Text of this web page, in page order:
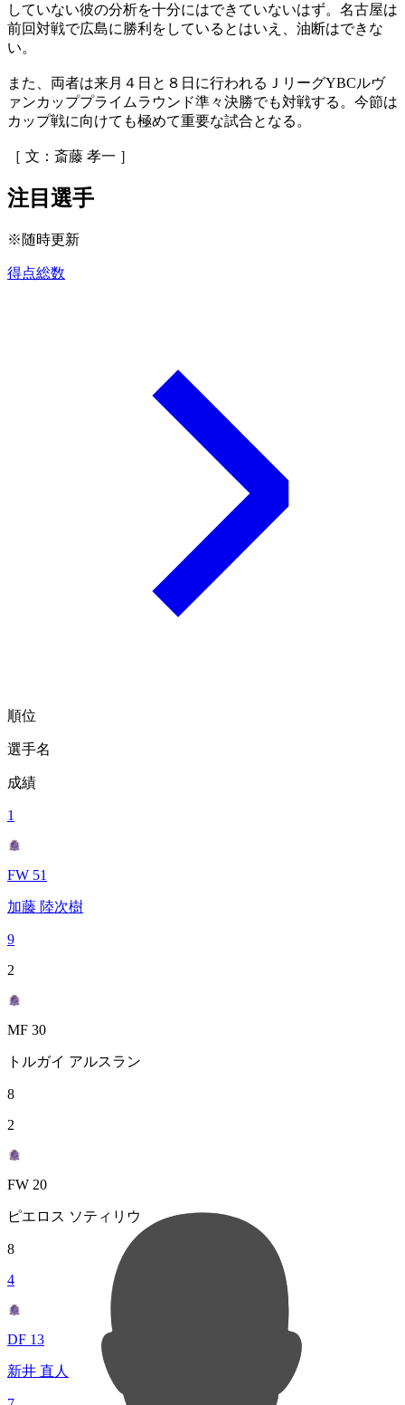
していない彼の分析を十分にはできていないはず。名古屋は
前回対戦で広島に勝利をしているとはいえ、油断はできな
い。
また、両者は来月４日と８日に行われるＪリーグYBCルヴ
ァンカッププライムラウンド準々決勝でも対戦する。今節は
カップ戦に向けても極めて重要な試合となる。
［ 文：斎藤 孝一 ］
注目選手
※随時更新
得点総数
順位
選手名
成績
1
FW 51
加藤 陸次樹
9
2
MF 30
トルガイ アルスラン
8
2
FW 20
ピエロス ソティリウ
8
4
DF 13
新井 直人